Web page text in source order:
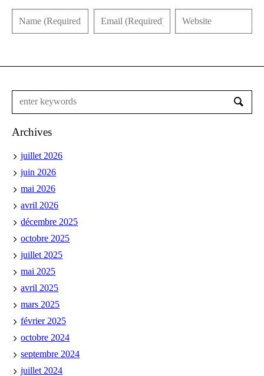
Archives
juillet 2026
juin 2026
mai 2026
avril 2026
décembre 2025
octobre 2025
juillet 2025
mai 2025
avril 2025
mars 2025
février 2025
octobre 2024
septembre 2024
juillet 2024